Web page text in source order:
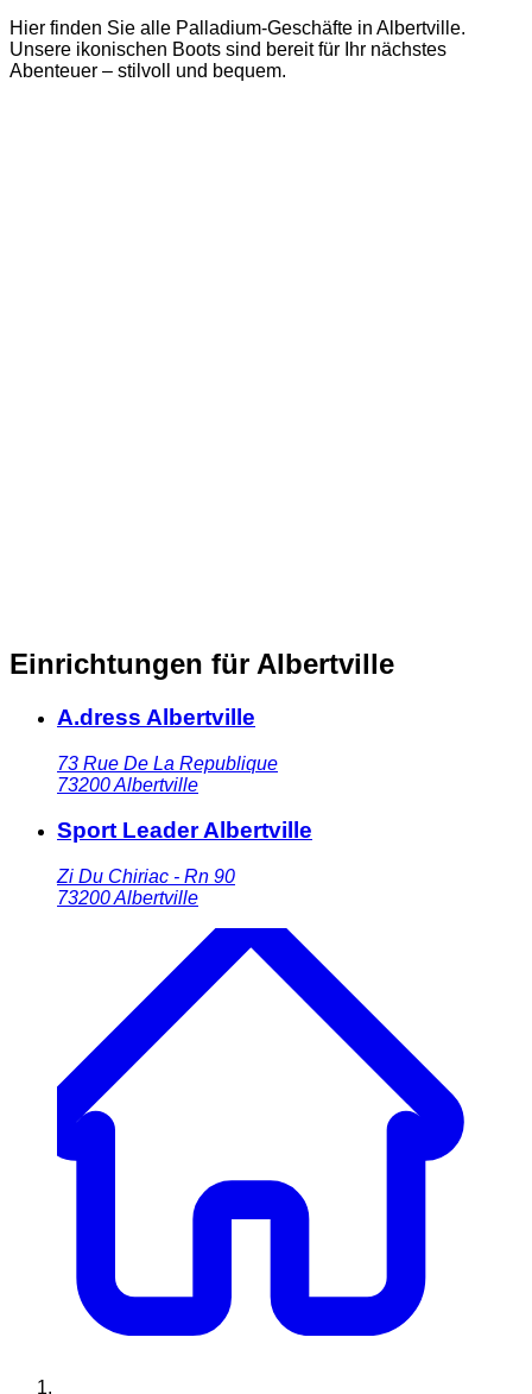
Hier finden Sie alle Palladium-Geschäfte in Albertville.
Unsere ikonischen Boots sind bereit für Ihr nächstes
Abenteuer – stilvoll und bequem.
Einrichtungen für Albertville
A.dress Albertville
73 Rue De La Republique
73200Albertville
Sport Leader Albertville
Zi Du Chiriac - Rn 90
73200Albertville